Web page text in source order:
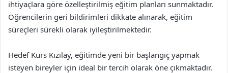
ihtiyaçlara göre özelleştirilmiş eğitim planları sunmaktadır.
Öğrencilerin geri bildirimleri dikkate alınarak, eğitim
süreçleri sürekli olarak iyileştirilmektedir.
Hedef Kurs Kızılay, eğitimde yeni bir başlangıç yapmak
isteyen bireyler için ideal bir tercih olarak öne çıkmaktadır.